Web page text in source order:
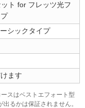
ト for フレッツ光フ
シックタイプ
ます
スはベストエフォート型
るかは保証されません。